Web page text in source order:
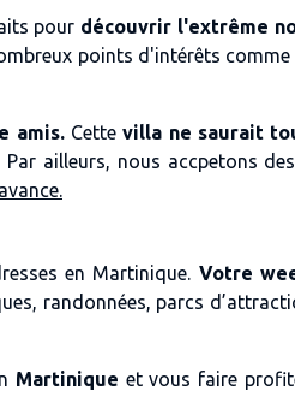
pour découvrir l'extrême
points d'intérêts
amis.Cettevilla ne saurait
Par ailleurs, nous accpetons
en Martinique. Votre
randonnées, parcs
Martinique et vous faire